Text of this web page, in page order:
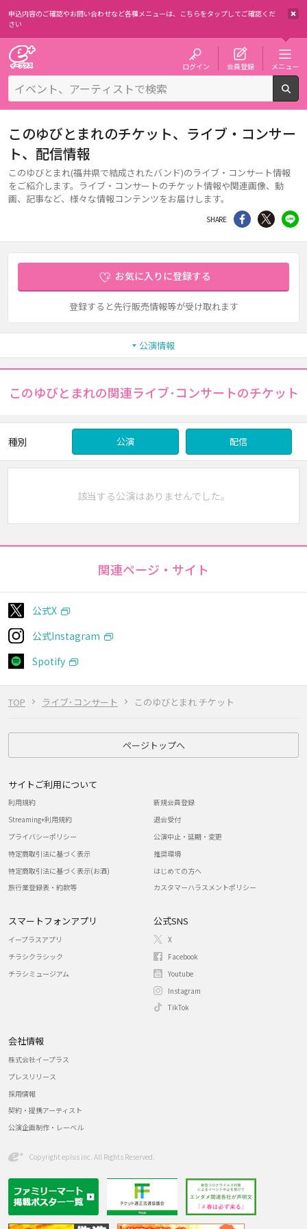
申込内容のご確認やお問い合わせなど各種メニューは、 こちらをタップしてご確認くだ
さい
ログイン 会員登録 メニュー
TOP ライブ･コンサート このゆびとまれ チケット
このゆびとまれのチケット、ライブ・コンサー
ト、配信情報
このゆびとまれ(福井県で結成されたバンド)のライブ・コンサート情報
をご紹介します。ライブ・コンサートのチケット情報や関連画像、動
画、記事など、様々な情報コンテンツをお届けします。
SHARE シェア Twitter
お気に入りに登録する
登録すると先行販売情報等が受け取れます
公演情報
このゆびとまれの関連ライブ･コンサートのチケット
種別 公演 配信
該当する公演はありませんでした。
関連ページ・サイト
公式X
公式Instagram
Spotify
ページトップへ
サイトご利用について
利用規約
Streaming+利用規約
プライバシーポリシー
特定商取引法に基づく表示
特定商取引法に基づく表示(お酒)
旅行業登録表・約款等
新規会員登録
退会受付
公演中止・延期・変更
推奨環境
はじめての方へ
カスタマーハラスメントポリシー
スマートフォンアプリ
イープラスアプリ
チラシクラシック
チラシミュージアム
公式SNS
X
Facebook
Youtube
Instagram
TikTok
会社情報
株式会社イープラス
プレスリリース
採用情報
契約・提携アーティスト
公演企画制作・レーベル
Copyright eplus inc. All Rights Reserved.